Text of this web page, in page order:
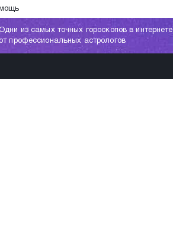
из самых точных гороскопов в интернете
профессиональных астрологов